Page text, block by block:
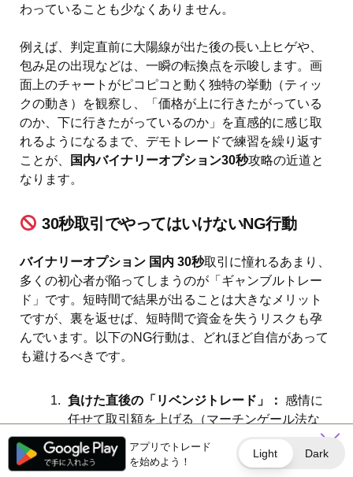
わっていることも少なくありません。
例えば、判定直前に大陽線が出た後の長い上ヒゲや、
包み足の出現などは、一瞬の転換点を示唆します。画
面上のチャートがピコピコと動く独特の挙動（ティッ
クの動き）を観察し、「価格が上に行きたがっている
のか、下に行きたがっているのか」を直感的に感じ取
れるようになるまで、デモトレードで練習を繰り返す
ことが、
国内バイナリーオプション30秒攻略の近道と
なります。
30秒取引でやってはいけないNG行動
バイナリーオプション 国内 30秒取引に憧れるあまり、
多くの初心者が陥ってしまうのが「ギャンブルトレー
ド」です。短時間で結果が出ることは大きなメリット
ですが、裏を返せば、短時間で資金を失うリスクも孕
んでいます。以下のNG行動は、どれほど自信があって
も避けるべきです。
負けた直後の「リベンジトレード」： 感情に
任せて取引額を上げる（マーチンゲール法な
ど）と、30秒取引のスピード感では数分で口
座残高がゼロになります。
アプリでトレード
を始めよう！
Light Dark